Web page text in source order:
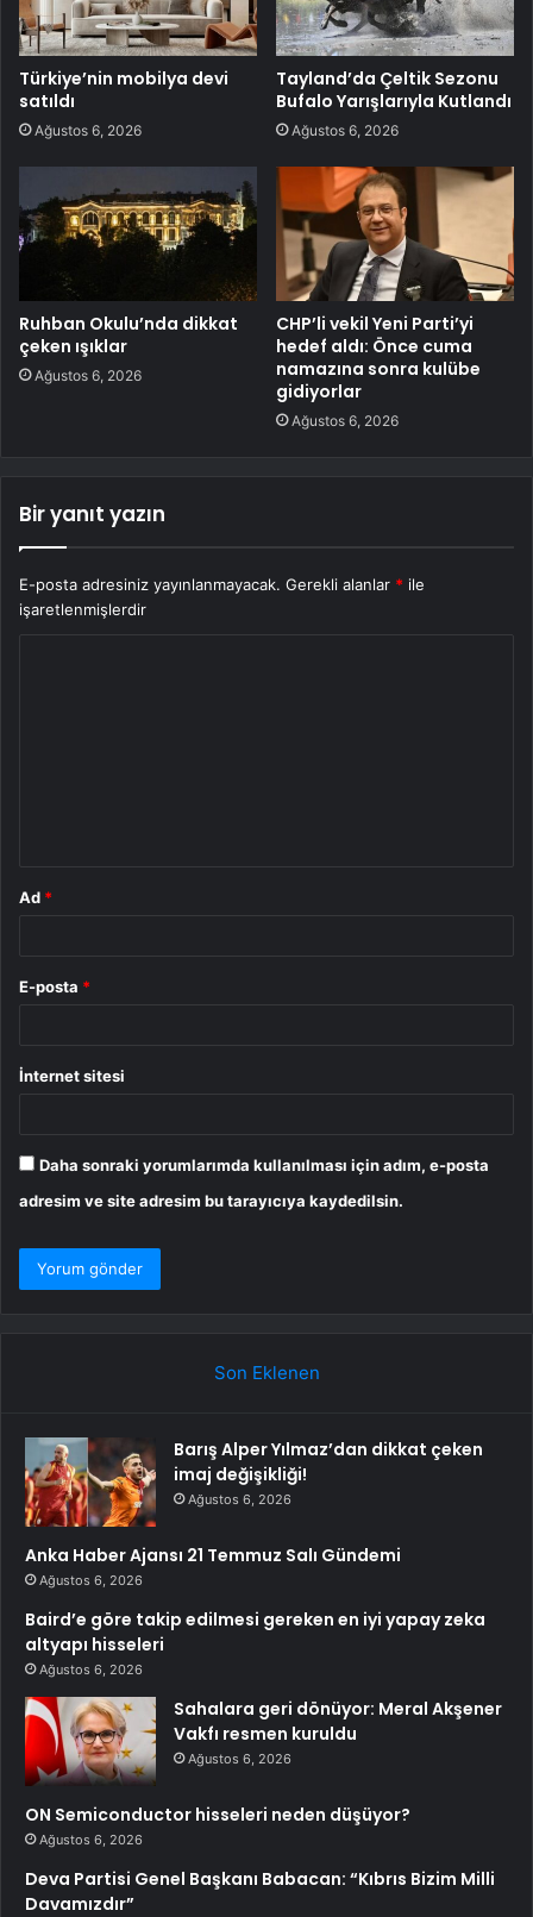
Türkiye’nin mobilya devi
satıldı
Ağustos 6, 2026
Tayland’da Çeltik Sezonu
Bufalo Yarışlarıyla Kutlandı
Ağustos 6, 2026
Ruhban Okulu’nda dikkat
çeken ışıklar
Ağustos 6, 2026
CHP’li vekil Yeni Parti’yi
hedef aldı: Önce cuma
namazına sonra kulübe
gidiyorlar
Ağustos 6, 2026
Bir yanıt yazın
E-posta adresiniz yayınlanmayacak. Gerekli alanlar * ile
işaretlenmişlerdir
Ad *
E-posta *
İnternet sitesi
Daha sonraki yorumlarımda kullanılması için adım, e-posta
adresim ve site adresim bu tarayıcıya kaydedilsin.
Son Eklenen
Barış Alper Yılmaz’dan dikkat çeken
imaj değişikliği!
Ağustos 6, 2026
Anka Haber Ajansı 21 Temmuz Salı Gündemi
Ağustos 6, 2026
Baird’e göre takip edilmesi gereken en iyi yapay zeka
altyapı hisseleri
Ağustos 6, 2026
Sahalara geri dönüyor: Meral Akşener
Vakfı resmen kuruldu
Ağustos 6, 2026
ON Semiconductor hisseleri neden düşüyor?
Ağustos 6, 2026
Deva Partisi Genel Başkanı Babacan: “Kıbrıs Bizim Milli
Davamızdır”